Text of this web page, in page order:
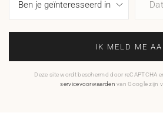
IK MELD ME
Deze site wordt beschermd door reCAPTCHA
servicevoorwaarden van Google zijn